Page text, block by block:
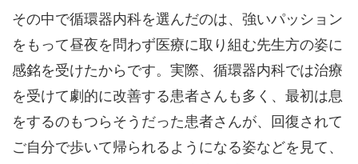
その中で循環器内科を選んだのは、強いパッション
をもって昼夜を問わず医療に取り組む先生方の姿に
感銘を受けたからです。実際、循環器内科では治療
を受けて劇的に改善する患者さんも多く、最初は息
をするのもつらそうだった患者さんが、回復されて
ご自分で歩いて帰られるようになる姿などを見て、